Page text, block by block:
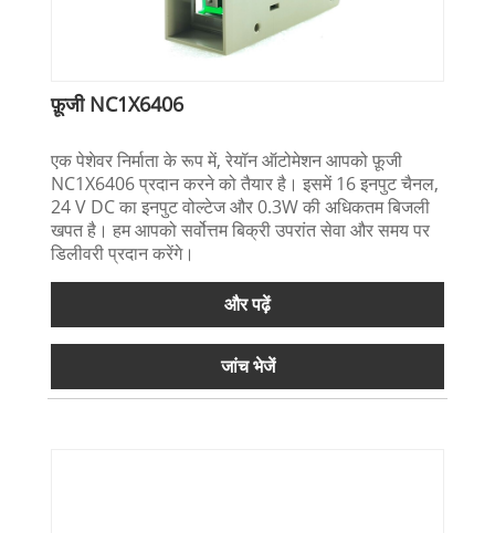
फ़ूजी NC1X6406
एक पेशेवर निर्माता के रूप में, रेयॉन ऑटोमेशन आपको फ़ूजी
NC1X6406 प्रदान करने को तैयार है। इसमें 16 इनपुट चैनल,
24 V DC का इनपुट वोल्टेज और 0.3W की अधिकतम बिजली
खपत है। हम आपको सर्वोत्तम बिक्री उपरांत सेवा और समय पर
डिलीवरी प्रदान करेंगे।
और पढ़ें
जांच भेजें